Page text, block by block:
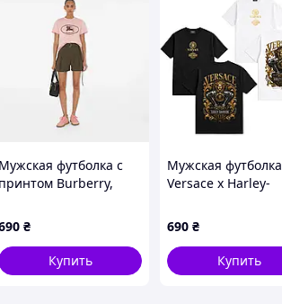
Мужская футболка с
принтом Burberry,
₴
Купить
Мужская футболка
Versace x Harley-
690 ₴
Купить